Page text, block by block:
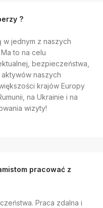
?
w jednym z naszych
to na celu
bezpieczeństwa,
naszych
krajów Europy
na Ukrainie i na
wizyty!
pracować z
Praca zdalna i